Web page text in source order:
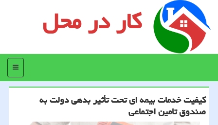
کار در محل
منو
کیفیت خدمات بیمه ای تحت تأثیر بدهی دولت به
صندوق تامین اجتماعی